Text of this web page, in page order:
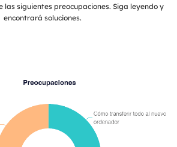
las siguientes preocupaciones. Siga leyendo y
encontrará soluciones.